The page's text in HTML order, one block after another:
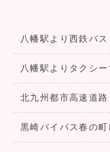
八幡駅より西鉄バ
八幡駅よりタクシ
北九州都市高速道
黒崎バイパス春の